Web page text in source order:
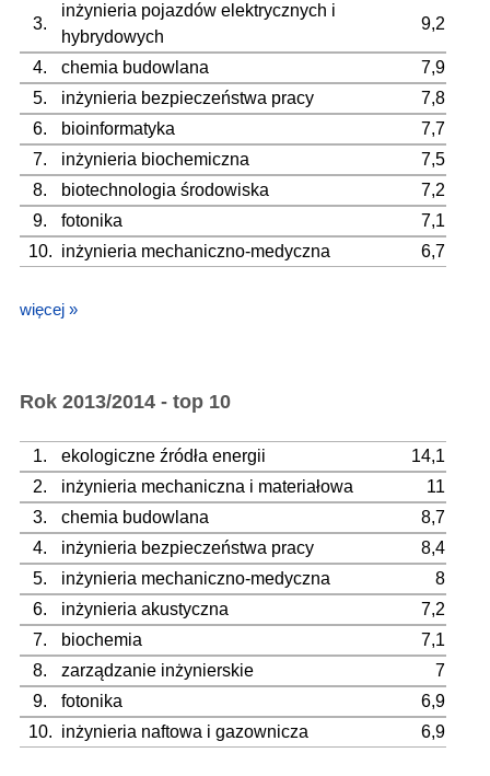
3.
inżynieria pojazdów elektrycznych i
hybrydowych
9,2
4. chemia budowlana
7,9
5.
inżynieria bezpieczeństwa pracy
7,8
6.
bioinformatyka
7,7
7.
inżynieria biochemiczna
7,5
8.
biotechnologia środowiska
7,2
9.
fotonika
7,1
10. inżynieria mechaniczno-medyczna 6,7
więcej »
Rok 2013/2014 - top 10
1. ekologiczne źródła energii
14,1
2.
inżynieria mechaniczna i materiałowa
11
3.
chemia budowlana
8,7
4.
inżynieria bezpieczeństwa pracy
8,4
5.
inżynieria mechaniczno-medyczna
8
6.
inżynieria akustyczna
7,2
7.
biochemia
7,1
8.
zarządzanie inżynierskie
7
9.
fotonika
6,9
10. inżynieria naftowa i gazownicza 6,9